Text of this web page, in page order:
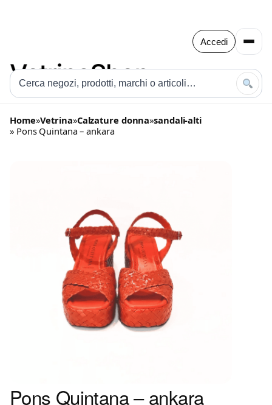
Accedi
Home»Vetrina»Calzature donna»sandali-alti
» Pons Quintana – ankara
Pons Quintana – ankara